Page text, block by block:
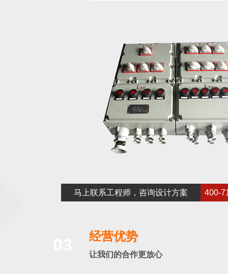
马上联系工程师，咨询设计方案 400-
经营优势
让我们的合作更放心